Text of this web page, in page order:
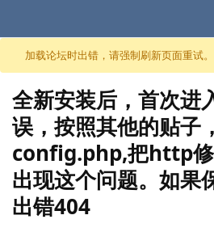
跳至内容
加载论坛时出错，请强制刷新页面重试。
全新安装后，首次进
误，按照其他的贴子
config.php,把http
出现这个问题。如
出错404